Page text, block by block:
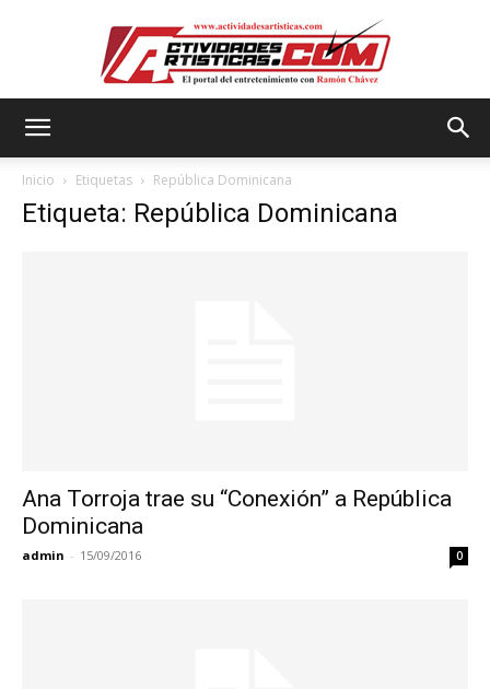
Inicio Etiquetas República Dominicana
Etiqueta: República Dominicana
Ana Torroja trae su “Conexión” a República
Dominicana
admin - 15/09/2016 0